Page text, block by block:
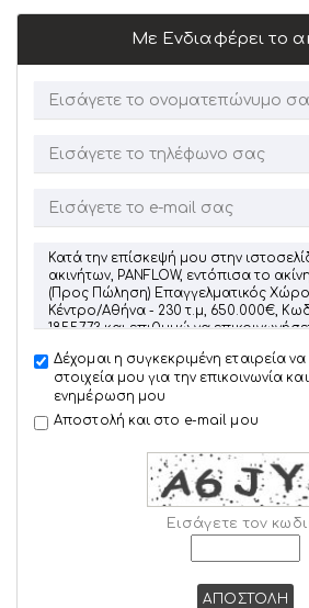
Με Ενδιαφέρει το
Δέχομαι η συγκεκριμένη εταιρεία
στοιχεία μου για την επικοινωνία
ενημέρωση μου
Αποστολή και στο e-mail μου
Εισάγετε τον
ΑΠΟΣΤΟΛΗ